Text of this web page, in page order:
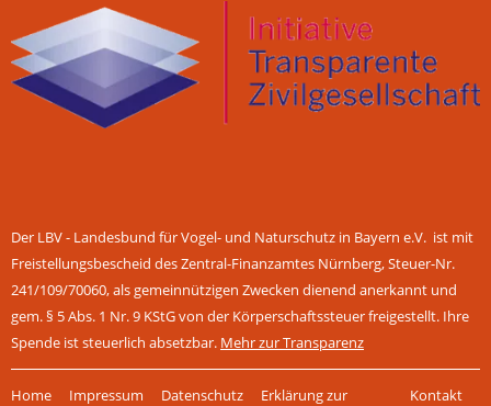
Der LBV - Landesbund für Vogel- und Naturschutz in Bayern e.V. ist mit
Freistellungsbescheid des Zentral-Finanzamtes Nürnberg, Steuer-Nr.
241/109/70060, als gemeinnützigen Zwecken dienend anerkannt und
gem. § 5 Abs. 1 Nr. 9 KStG von der Körperschaftssteuer freigestellt. Ihre
Spende ist steuerlich absetzbar. Mehr zur Transparenz
Home Impressum Datenschutz Erklärung zur Kontakt